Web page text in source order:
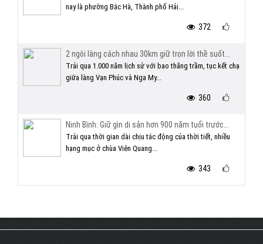
nay là phường Bắc Hà, Thành phố Hải...
372
2 ngôi làng cách nhau 30km giữ trọn lời thề suốt...
Trải qua 1.000 năm lịch sử với bao thăng trầm, tục kết chạ
giữa làng Vạn Phúc và Nga My...
360
Ninh Bình: Giữ gìn di sản hơn 900 năm tuổi trước...
Trải qua thời gian dài chịu tác động của thời tiết, nhiều
hạng mục ở chùa Viên Quang...
343